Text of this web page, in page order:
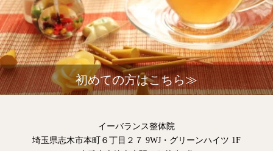
初めての方はこちら≫
イーバランス整体院
埼玉県志木市本町６丁目２７ 9WJ・グリーンハイツ 1F